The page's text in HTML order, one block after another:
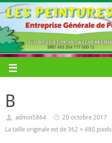
B
admin5864
20 octobre 2017
La taille originale est de362 × 480 pixels